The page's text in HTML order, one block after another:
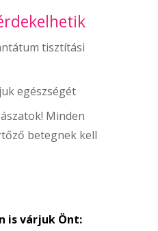
tisztítási
egészségét
Minden
betegnek kell
is várjuk Önt: